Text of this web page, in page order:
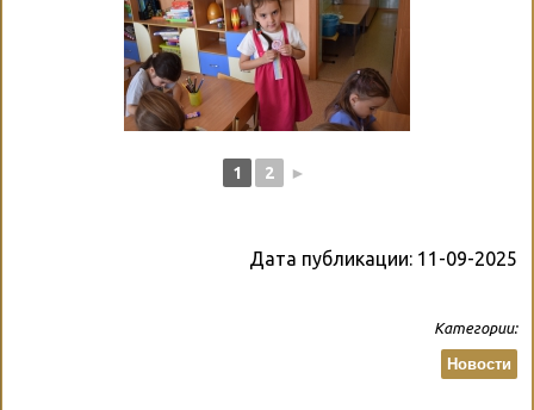
1 2 ►
Дата публикации: 11-09-2025
Категории:
Новости